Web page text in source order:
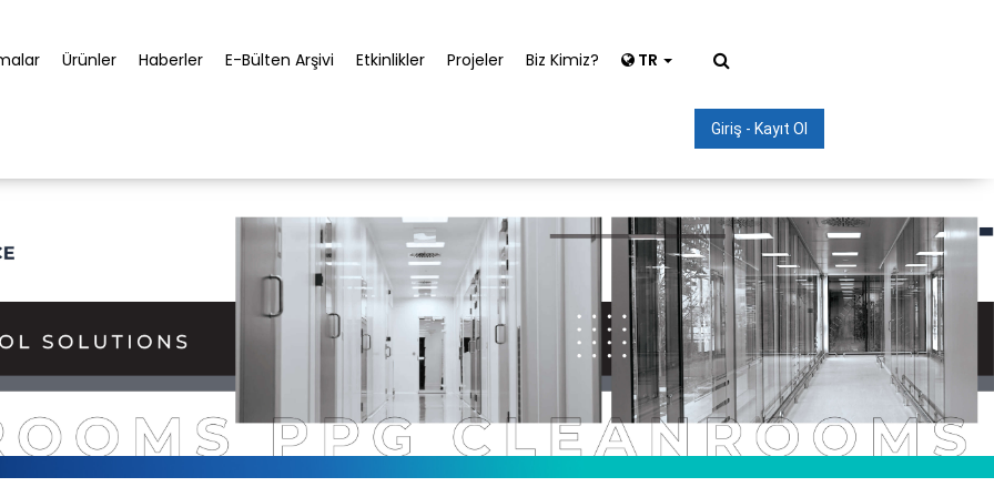
Ürünler Haberler E-Bülten Arşivi Etkinlikler Projeler Biz Kimiz? TR
Giriş - Kayıt Ol